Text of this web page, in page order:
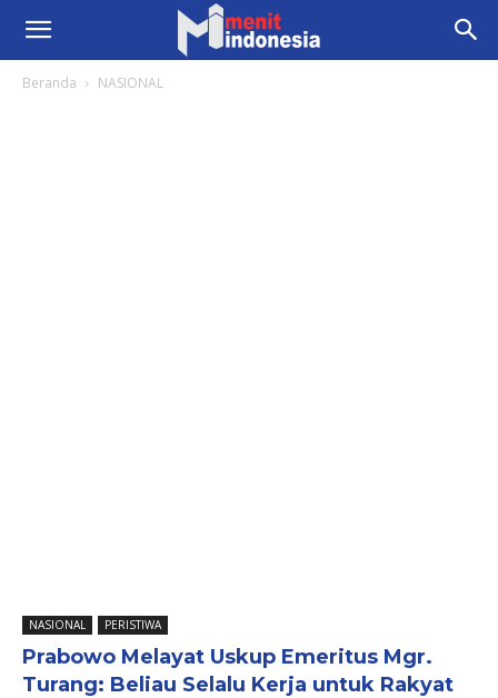
Beranda NASIONAL
NASIONAL PERISTIWA
Prabowo Melayat Uskup Emeritus Mgr.
Turang: Beliau Selalu Kerja untuk Rakyat